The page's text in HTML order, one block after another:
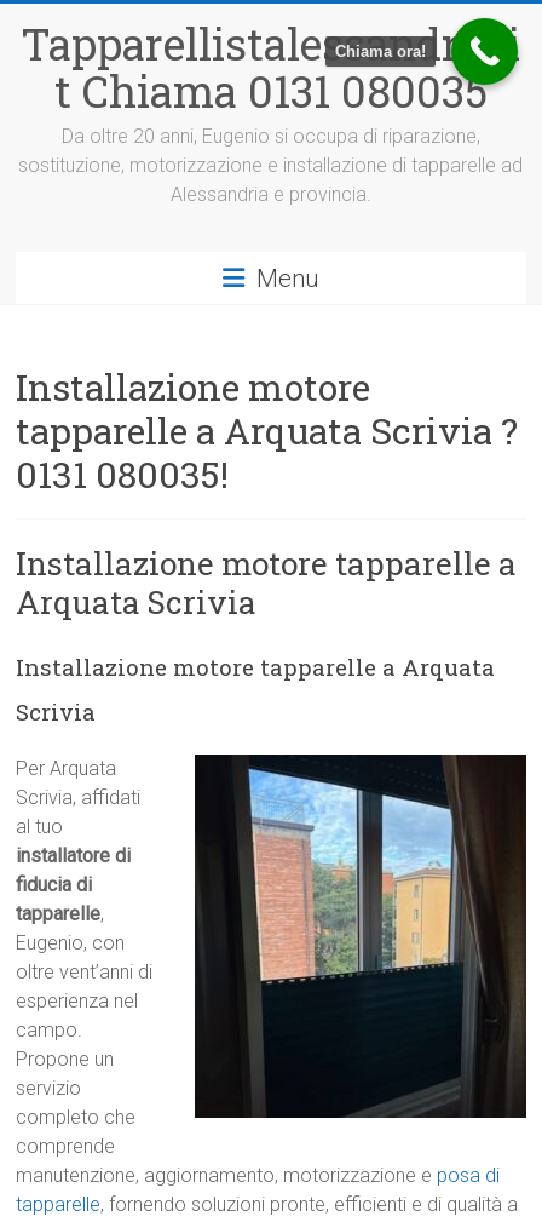
contenuto
Tapparellistalessandria.i
t Chiama 0131 080035
Da oltre 20 anni, Eugenio si occupa di riparazione,
sostituzione, motorizzazione e installazione di tapparelle ad
Alessandria e provincia.
Menu
Installazione motore
tapparelle a Arquata Scrivia ?
0131 080035!
Installazione motore tapparelle a
Arquata Scrivia
Installazione motore tapparelle a Arquata
Scrivia
Per Arquata
Scrivia, affidati
al tuo
installatore di
fiducia di
tapparelle,
Eugenio, con
oltre vent’anni di
esperienza nel
campo.
Propone un
servizio
completo che
comprende
manutenzione, aggiornamento, motorizzazione e posa di
tapparelle, fornendo soluzioni pronte, efficienti e di qualità a
Chiama ora!